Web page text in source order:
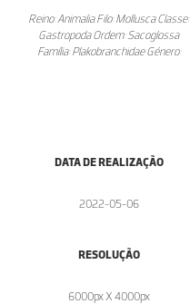
Reino: Animalia Filo: Mollusca Classe:
Gastropoda Ordem: Sacoglossa
Família: Plakobranchidae Género:
DATA DE REALIZAÇÃO
2022-05-06
RESOLUÇÃO
6000px X 4000px